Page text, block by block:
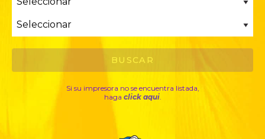
Si su impresora no se encuentra listada,
haga click aqui.